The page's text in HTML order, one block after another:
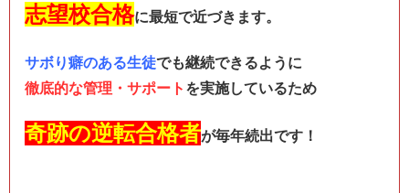
志望校合格に最短で近づきます。
サボり癖のある生徒でも継続できるように
徹底的な管理・サポート を実施しているため
奇跡の逆転合格者が毎年続出です！